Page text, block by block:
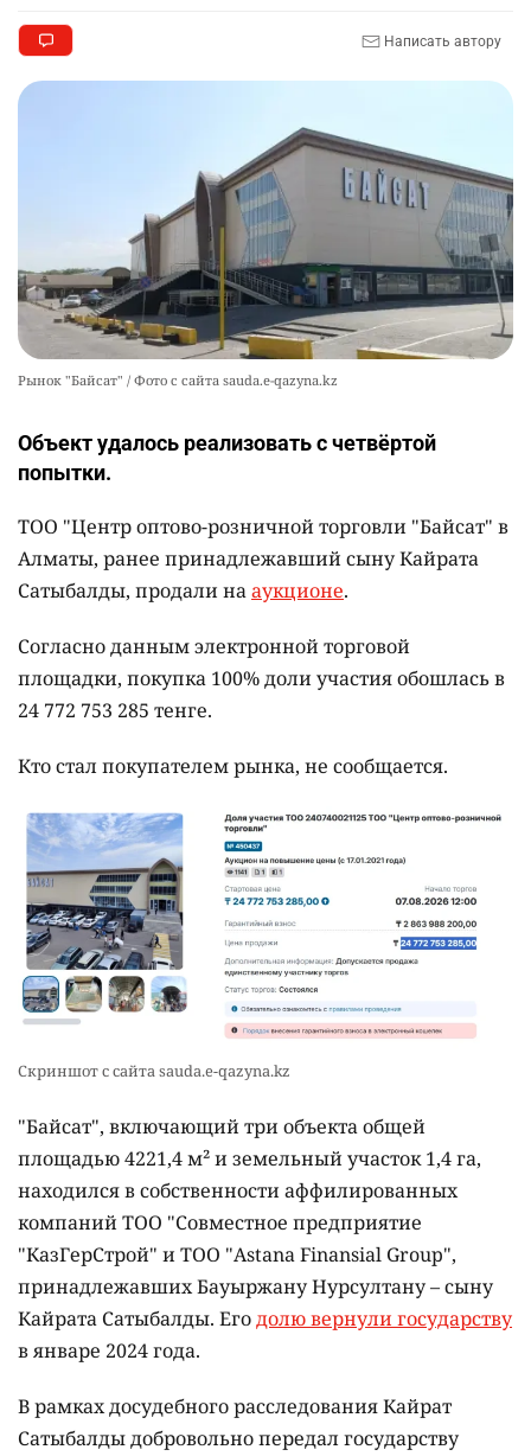
Написать автору
Рынок "Байсат" / Фото с сайта sauda.e-qazyna.kz
Объект удалось реализовать с четвёртой
попытки.
ТОО "Центр оптово-розничной торговли "Байсат" в
Алматы, ранее принадлежавший сыну Кайрата
Сатыбалды, продали нааукционе.
Согласно данным электронной торговой
площадки, покупка 100% доли участия обошлась в
24 772 753 285 тенге.
Кто стал покупателем рынка, не сообщается.
Скриншот с сайта sauda.e-qazyna.kz
"Байсат", включающий три объекта общей
площадью 4221,4 м² и земельный участок 1,4 га,
находился в собственности аффилированных
компаний ТОО "Совместное предприятие
"КазГерСтрой" и ТОО "Astana Finansial Group",
принадлежавших Бауыржану Нурсултану – сыну
Кайрата Сатыбалды. Егодолю вернули государству
в январе 2024 года.
В рамках досудебного расследования Кайрат
Сатыбалды добровольно передал государству